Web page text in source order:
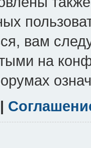
вам
на